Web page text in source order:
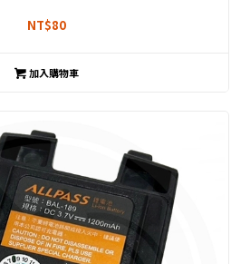
NT$80
加入購物車